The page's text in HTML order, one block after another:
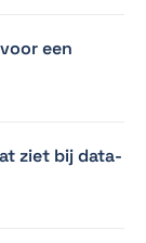
een
ziet bij data-